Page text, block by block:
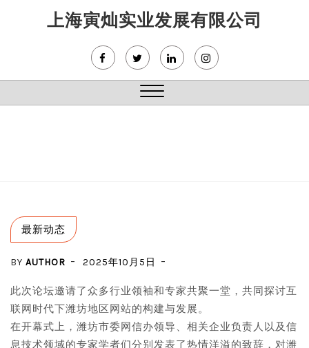
上海寅灿实业发展有限公司
Close
最新动态
BY AUTHOR 2025年10月5日
此次论坛邀请了众多行业领袖和专家共聚一堂，共同探讨互
联网时代下潍坊地区网站的构建与发展。
在开幕式上，潍坊市委网信办领导、相关企业负责人以及信
息技术领域的专家学者们分别发表了热情洋溢的致辞，对潍